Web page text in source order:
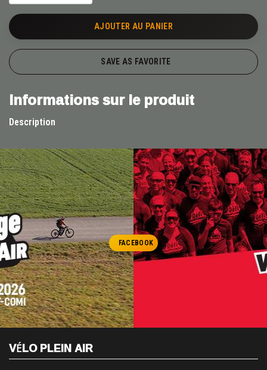
AJOUTER AU PANIER
SAVE AS FAVORITE
Informations sur le produit
Description
FACEBOOK
VÉLO PLEIN AIR